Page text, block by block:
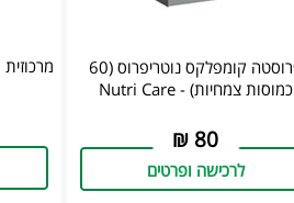
פרוסטה קומפלקס נוטריפרוס (60
כמוסות צמחיות) - Nutri Care
80
₪
לרכישה ופרטים